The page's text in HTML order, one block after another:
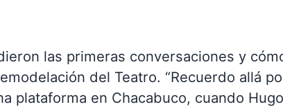
las primeras conversaciones y
del Teatro. “Recuerdo allá
plataforma en Chacabuco, cuando Hugo